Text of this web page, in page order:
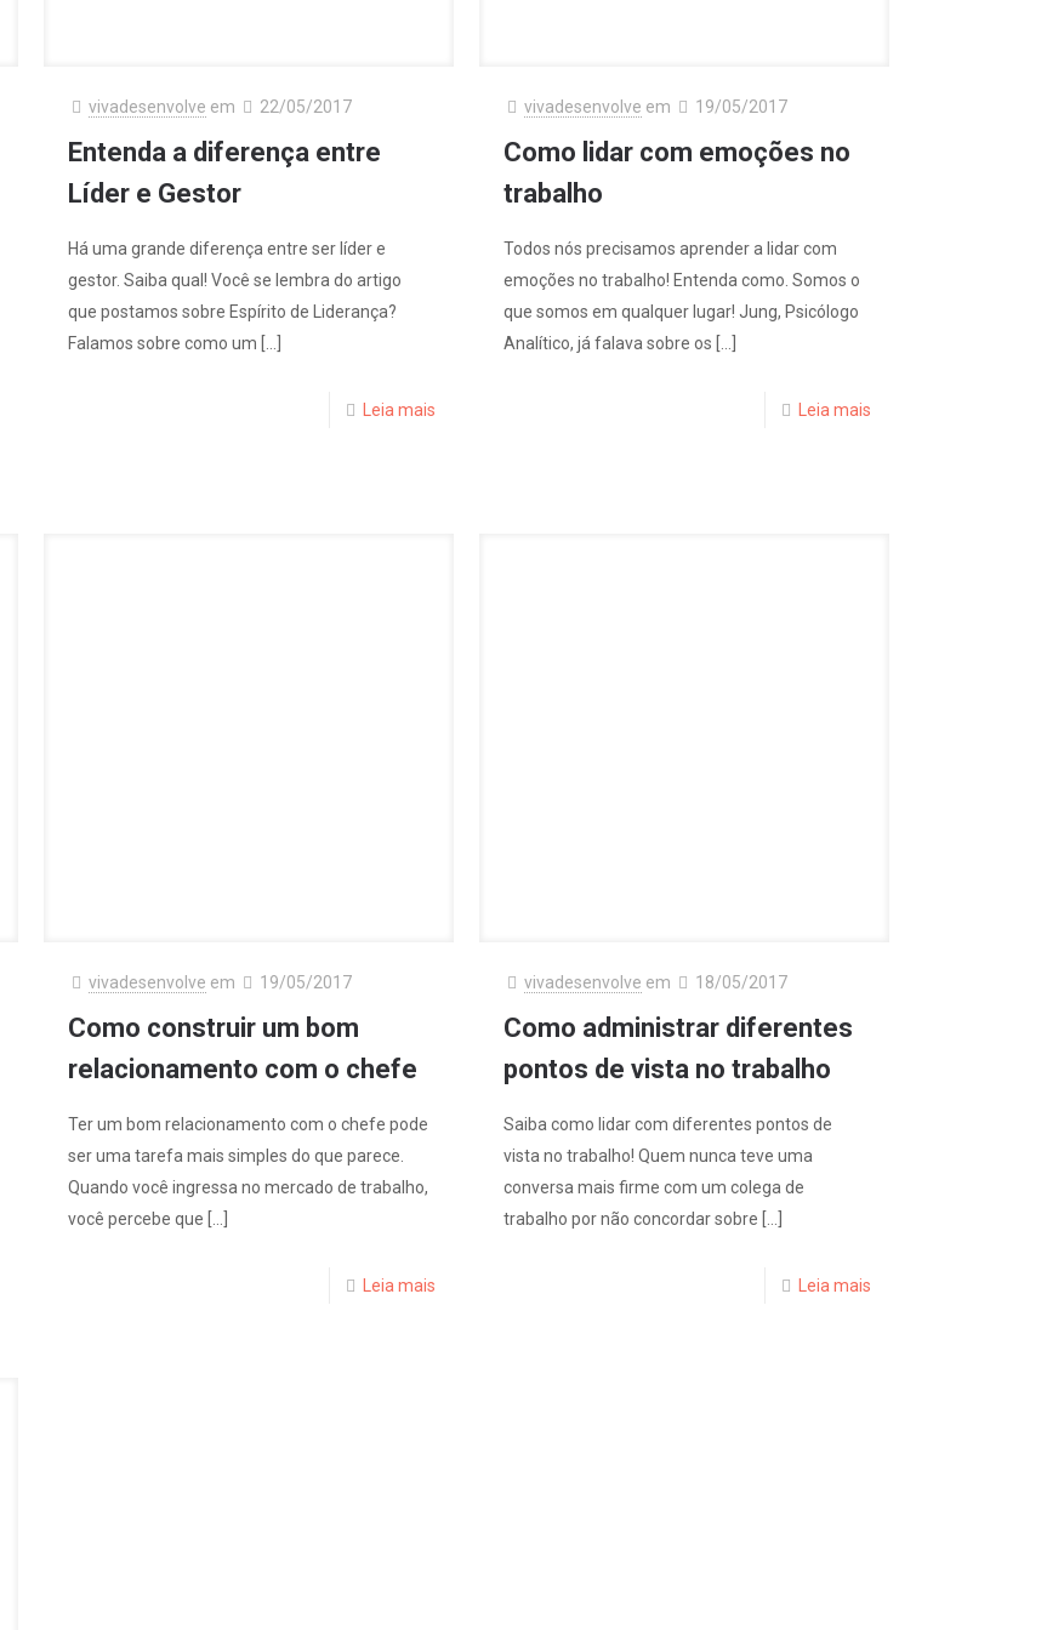
vivadesenvolve em 22/05/2017
Entenda a diferença entre
Líder e Gestor
Há uma grande diferença entre ser líder e
gestor. Saiba qual! Você se lembra do artigo
que postamos sobre Espírito de Liderança?
Falamos sobre como um
Leia mais
vivadesenvolve em 19/05/2017
Como lidar com emoções no
trabalho
Todos nós precisamos aprender a lidar com
emoções no trabalho! Entenda como. Somos o
que somos em qualquer lugar! Jung, Psicólogo
Analítico, já falava sobre os
Leia mais
vivadesenvolve em 19/05/2017
Como construir um bom
relacionamento com o chefe
Ter um bom relacionamento com o chefe pode
ser uma tarefa mais simples do que parece.
Quando você ingressa no mercado de trabalho,
você percebe que […]
Leia mais
vivadesenvolve em 18/05/2017
Como administrar diferentes
pontos de vista no trabalho
Saiba como lidar com diferentes pontos de
vista no trabalho! Quem nunca teve uma
conversa mais firme com um colega de
trabalho por não concordar sobre […]
Leia mais